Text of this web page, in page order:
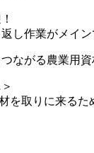
返し作業がメイ
ながる農業用
を取りに来るた